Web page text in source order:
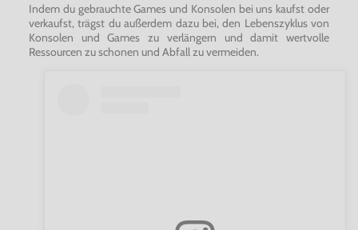
Indem du gebrauchte Games und Konsolen bei uns kaufst oder
verkaufst, trägst du außerdem dazu bei, den Lebenszyklus von
Konsolen und Games zu verlängern und damit wertvolle
Ressourcen zu schonen und Abfall zu vermeiden.